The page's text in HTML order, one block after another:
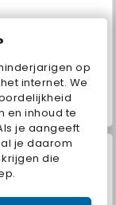
op
internet. We
en inhoud te
je aangeeft
je daarom
die
War 2 Shooter